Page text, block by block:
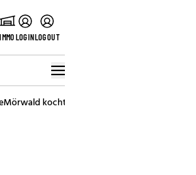
IMMOLOGINLOGOUT
Mörwald kocht